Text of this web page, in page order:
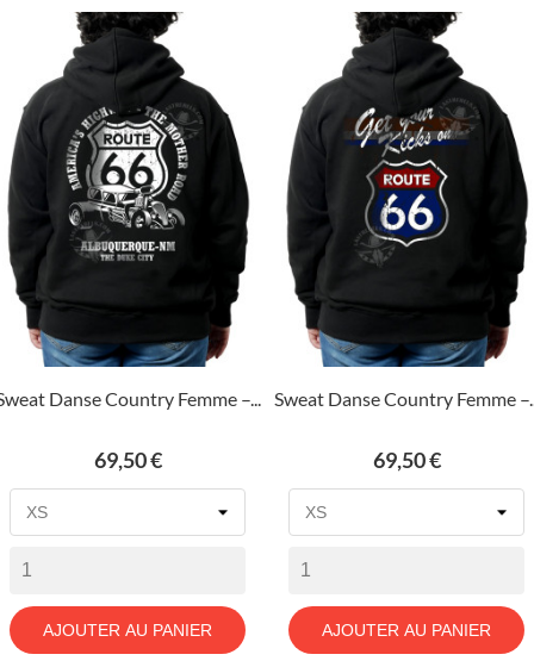
Danse Country Femme –...
Prix
69,50 €
AJOUTER AU PANIER
Sweat Danse Country Femme
Prix
69,50 €
AJOUTER AU PANIER